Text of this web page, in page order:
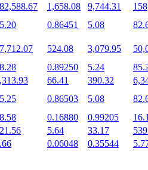
des jetons populaires
1,658.08 9,744.31
0.86451 5.08
524.08 3,079.95
0.89250 5.24
66.41 390.32
0.86503 5.08
0.16880 0.99205
5.64 33.17
0.06048 0.35544